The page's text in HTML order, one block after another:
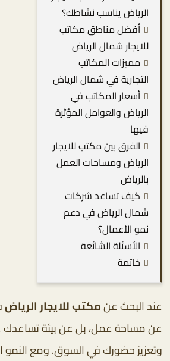
الرياض يناسب نشاطك؟
أفضل مناطق مكاتب
للايجار شمال الرياض
مميزات المكاتب
التجارية في شمال الرياض
أسعار المكاتب في
الرياض والعوامل المؤثرة
فيها
الفرق بين مكتب للايجار
الرياض ومساحات العمل
بالرياض
كيف تساعد شركات
شمال الرياض في دعم
نمو الأعمال؟
الأسئلة الشائعة
خاتمة
عند البحث عنمكتب للايجار الرياض
عن مساحة عمل، بل عن بيئة تساعدك
وتعزيز حضورك في السوق. ومع النمو